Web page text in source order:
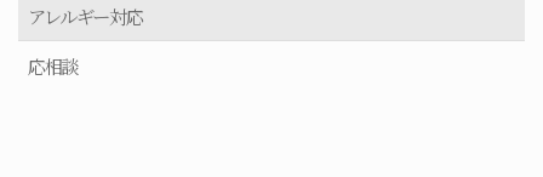
アレルギー対応
応相談